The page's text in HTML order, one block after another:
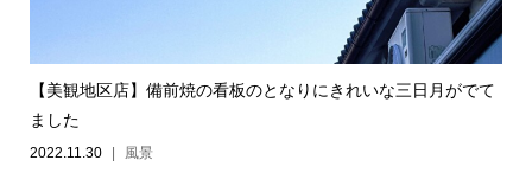
【美観地区店】備前焼の看板のとなりにきれいな三日月がでて
ました
2022.11.30 風景